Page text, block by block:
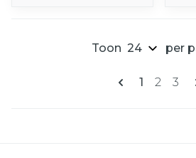
U lees
1 2 3
Toon per